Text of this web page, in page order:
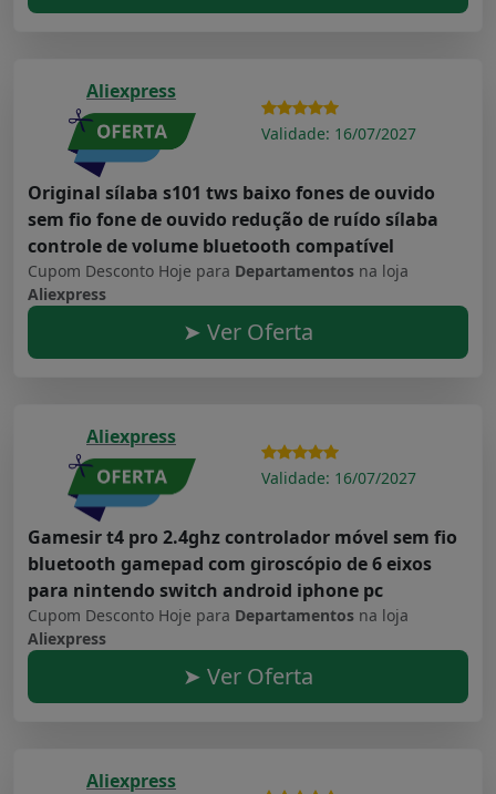
Aliexpress
Validade: 16/07/2027
Original sílaba s101 tws baixo fones de ouvido
sem fio fone de ouvido redução de ruído sílaba
controle de volume bluetooth compatível
Cupom Desconto Hoje para Departamentos na loja
Aliexpress
➤ Ver Oferta
Aliexpress
Validade: 16/07/2027
Gamesir t4 pro 2.4ghz controlador móvel sem fio
bluetooth gamepad com giroscópio de 6 eixos
para nintendo switch android iphone pc
Cupom Desconto Hoje para Departamentos na loja
Aliexpress
➤ Ver Oferta
Aliexpress